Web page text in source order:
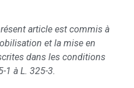
article est commis à
et la mise en
dans les conditions
1 à L. 325-3.